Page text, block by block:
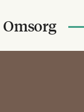
Omsorg